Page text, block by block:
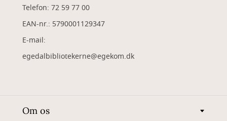
Telefon: 72 59 77 00
EAN-nr.: 5790001129347
​E-mail:
egedalbibliotekerne@egekom.dk
Om os